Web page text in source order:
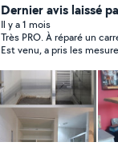
mesure. Le plus : un vrai touche-à-tout du bricolage,
capable de répondre
Travaux de peinture,
parquet) et revêtements
ponçage,
mesure (plan de
luminaires, pose
des cadres...
de plus de 30 ans,
Dernier avis laissé
Il y a 1 mois
Très PRO. À réparé un
Est venu, a pris les